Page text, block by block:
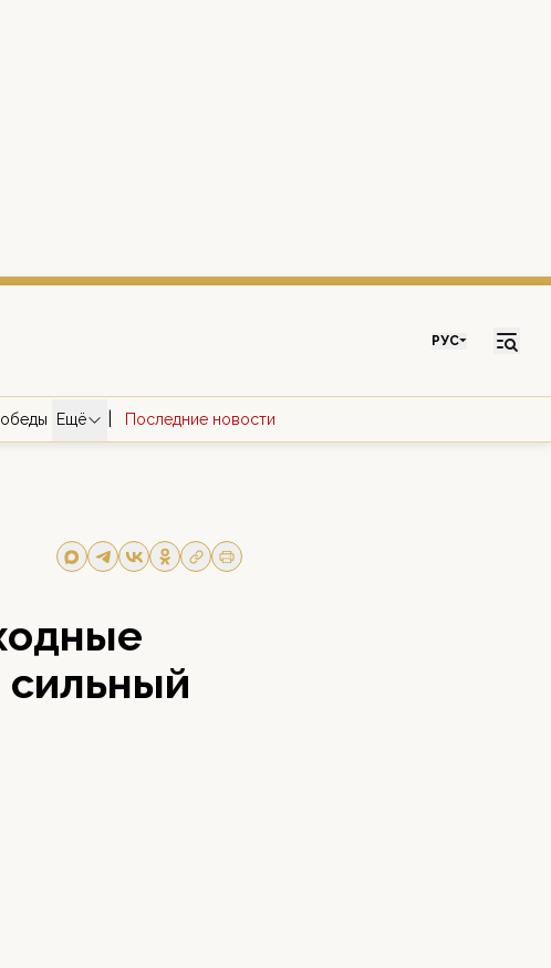
РУС
Ещё Последние новости
сильный